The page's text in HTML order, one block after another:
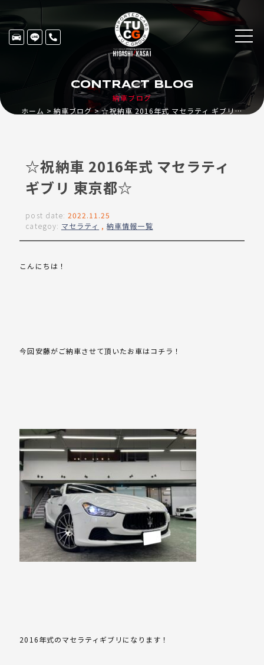
納車ブログ
CONTRACT BLOG
ホーム 納車ブログ ☆祝納車 2016年式 マセラティ ギブリ 東京都☆
☆祝納車 2016年式 マセラティ
ギブリ 東京都☆
post date: 2022.11.25
categoy: マセラティ ,納車情報一覧
こんにちは！
今回安藤がご納車させて頂いたお車はコチラ！
2016年式のマセラティギブリになります！